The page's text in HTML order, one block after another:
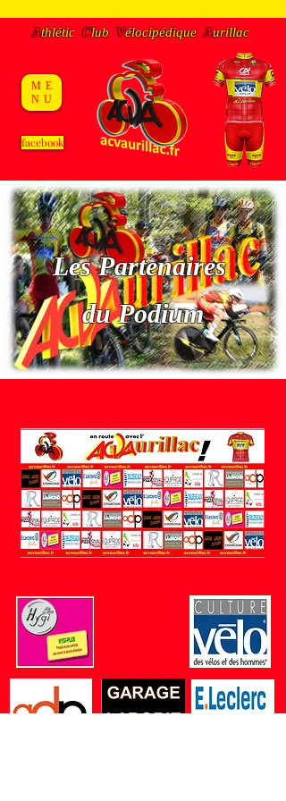
ME
NU
facebook
Athlétic Club Vélocipédique Aurillac
Les Partenaires
du Podium